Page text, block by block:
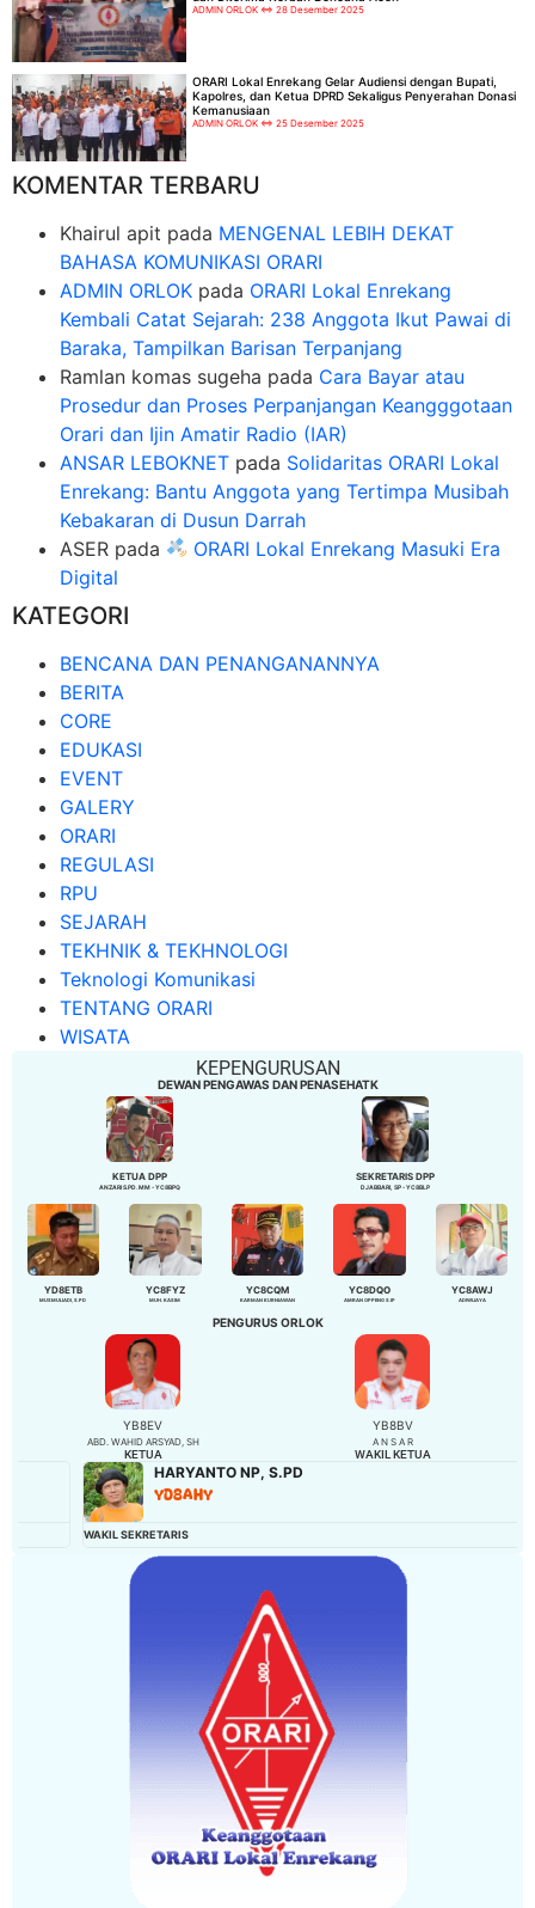
ADMIN ORLOK 28 Desember 2025
ORARI Lokal Enrekang Gelar Audiensi dengan Bupati,
Kapolres, dan Ketua DPRD Sekaligus Penyerahan Donasi
Kemanusiaan
ADMIN ORLOK 25 Desember 2025
KOMENTAR TERBARU
Khairul apit pada MENGENAL LEBIH DEKAT
BAHASA KOMUNIKASI ORARI
ADMIN ORLOK pada ORARI Lokal Enrekang
Kembali Catat Sejarah: 238 Anggota Ikut Pawai di
Baraka, Tampilkan Barisan Terpanjang
Ramlan komas sugeha pada Cara Bayar atau
Prosedur dan Proses Perpanjangan Keangggotaan
Orari dan Ijin Amatir Radio (IAR)
ANSAR LEBOKNET pada Solidaritas ORARI Lokal
Enrekang: Bantu Anggota yang Tertimpa Musibah
Kebakaran di Dusun Darrah
ASER pada
ORARI Lokal Enrekang Masuki Era
Digital
KATEGORI
BENCANA DAN PENANGANANNYA
BERITA
CORE
EDUKASI
EVENT
GALERY
ORARI
REGULASI
RPU
SEJARAH
TEKHNIK & TEKHNOLOGI
Teknologi Komunikasi
TENTANG ORARI
WISATA
KEPENGURUSAN
DEWAN PENGAWAS DAN PENASEHATK
KETUA DPP
ANZARI S.PD. MM - YC8BPQ
SEKRETARIS DPP
DJABBARI, SP - YC8BLP
YD8ETB
MUSMULIADI, S.PD
YC8FYZ
MUH. KASIM
YC8CQM
KARMAN KURNIAWAN
YC8DQO
AMRAN OPPENG S.IP
YC8AWJ
ADIWIJAYA
PENGURUS ORLOK
YB8EV
ABD. WAHID ARSYAD, SH
KETUA
YB8BV
A N S A R
WAKIL KETUA
HARYANTO NP, S.PD
YD8AHY
WAKIL SEKRETARIS